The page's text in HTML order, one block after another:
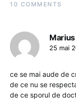
10 COMMENTS
Marius
25 mai
ce se mai aude de
de ce nu se
de ce sporul de